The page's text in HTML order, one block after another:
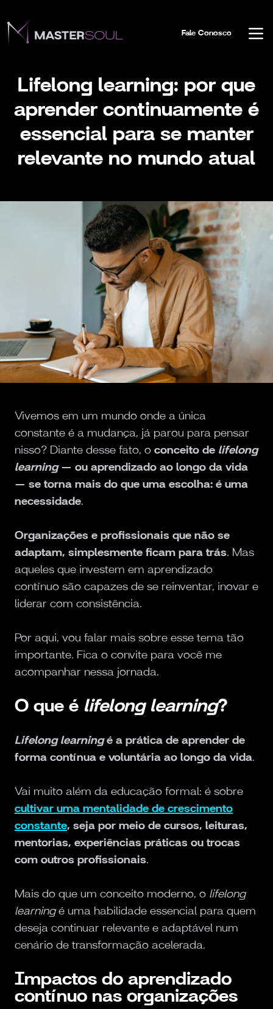
Fale Conosco
Lifelong learning: por que
aprender continuamente é
essencial para se manter
relevante no mundo atual
Vivemos em um mundo onde a única
constante é a mudança, já parou para pensar
nisso? Diante desse fato, o conceito de lifelong
learning— ou aprendizado ao longo da vida
— se torna mais do que uma escolha: é uma
necessidade.
Organizações e profissionais que não se
adaptam, simplesmente ficam para trás. Mas
aqueles que investem em aprendizado
contínuo são capazes de se reinventar, inovar e
liderar com consistência.
Por aqui, vou falar mais sobre esse tema tão
importante. Fica o convite para você me
acompanhar nessa jornada.
O que é lifelong learning?
Lifelong learningé a prática de aprender de
forma contínua e voluntária ao longo da vida.
Vai muito além da educação formal: é sobre
cultivar uma mentalidade de crescimento
constante, seja por meio de cursos, leituras,
mentorias, experiências práticas ou trocas
com outros profissionais.
Mais do que um conceito moderno, o lifelong
learningé uma habilidade essencial para quem
deseja continuar relevante e adaptável num
cenário de transformação acelerada.
Impactos do aprendizado
contínuo nas organizações